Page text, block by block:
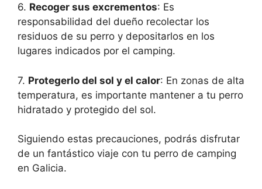
6. Recoger sus excrementos: Es
responsabilidad del dueño recolectar los
residuos de su perro y depositarlos en los
lugares indicados por el camping.
7. Protegerlo del sol y el calor: En zonas de alta
temperatura, es importante mantener a tu perro
hidratado y protegido del sol.
Siguiendo estas precauciones, podrás disfrutar
de un fantástico viaje con tu perro de camping
en Galicia.